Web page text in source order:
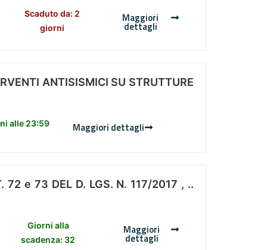
Scaduto da: 2
giorni
Maggiori
dettagli
ANTISISMICI SU STRUTTURE
alle 23:59 Maggiori dettagli
72 e 73 DEL D. LGS. N. 117/2017 , ..
Giorni alla
scadenza: 32
Maggiori
dettagli